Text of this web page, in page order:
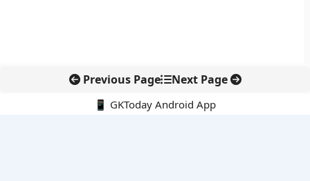
Previous Page Next Page
📱 GKToday Android App